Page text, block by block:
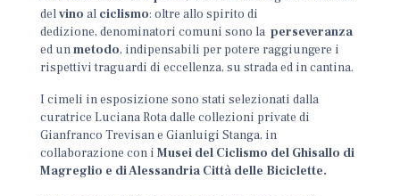
delvinoal ciclismo: oltre allo spirito di
dedizione, denominatori comuni sono la perseveranza
ed unmetodo, indipensabili per potere raggiungere i
rispettivi traguardi di eccellenza, su strada ed in cantina.
I cimeli in esposizione sono stati selezionati dalla
curatrice Luciana Rota dalle collezioni private di
Gianfranco Trevisan e Gianluigi Stanga, in
collaborazione con iMusei del Ciclismo del Ghisallo di
Magreglio e di Alessandria Città delle Biciclette.